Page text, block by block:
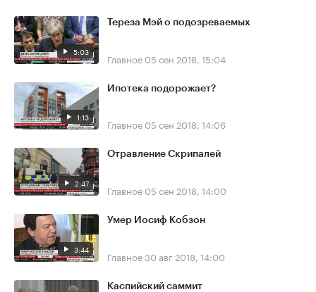
5:03
Тереза Мэй о подозреваемых
Главное 05 сен 2018, 15:04
1:13
Ипотека подорожает?
Главное 05 сен 2018, 14:06
2:47
Отравление Скрипалей
Главное 05 сен 2018, 14:00
3:44
Умер Иосиф Кобзон
Главное30 авг 2018, 14:00
Каспийский саммит